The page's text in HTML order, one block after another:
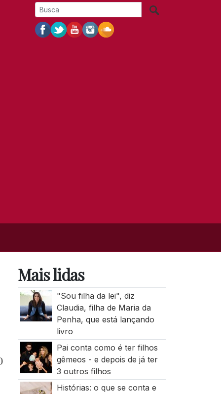
Mais lidas
"Sou filha da lei", diz
Claudia, filha de Maria da
Penha, que está lançando
livro
Pai conta como é ter filhos
gêmeos - e depois de já ter
3 outros filhos
Histórias: o que se conta e